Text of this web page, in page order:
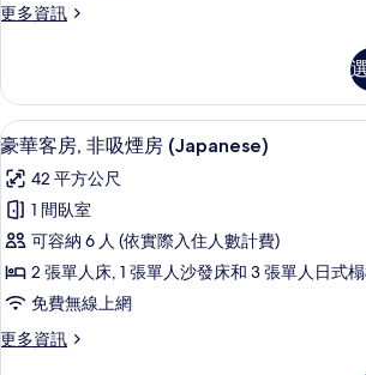
非
煙
房
(Japanese,)
的
所
有
相
片
更多資訊
更
四
人
房,
吸
煙
房
(Japanese,)
的
詳
情
顯
示
豪
華
客
房,
吸
羽絨被、客
11
豪華客房, 非吸煙房 (Japanese)
42 平方公尺
1 間臥室
可容納 6 人 (依實際入住人數計費)
2 張單人床, 1 張單人沙發床和 3 張單人日式
免費無線上網
更多資訊
更